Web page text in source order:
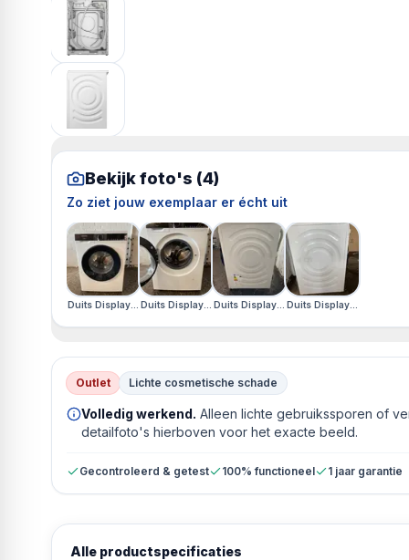
Bekijk foto's (4)
Zo ziet jouw exemplaar er écht uit
Duits Display · Geen schade, originele doos mist
Duits Display · Geen schade, originele doos mist
Duits Display · Geen schade, originele
Duits Display · Geen
Outlet Lichte cosmetische schade
Volledig werkend. Alleen lichte gebruikssporen of
detailfoto's hierboven voor het exacte beeld.
Gecontroleerd & getest 100% functioneel 1 jaar garantie
Alle productspecificaties